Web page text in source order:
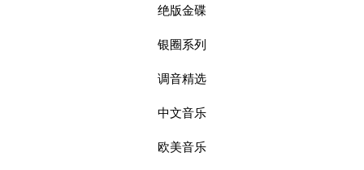
绝版金碟
银圈系列
调音精选
中文音乐
欧美音乐